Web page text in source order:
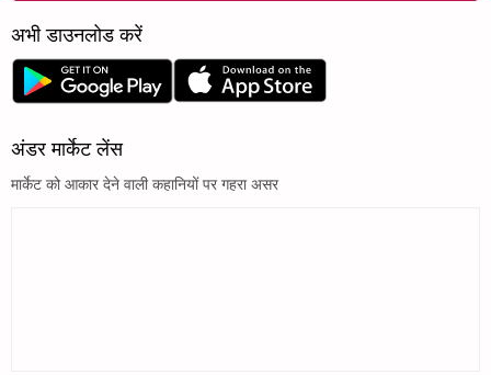
अभी डाउनलोड करें
अंडर मार्केट लेंस
मार्केट को आकार देने वाली कहानियों पर गहरा असर